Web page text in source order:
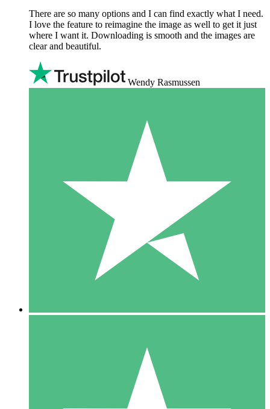
There are so many options and I can find exactly what I need.
I love the feature to reimagine the image as well to get it just
where I want it. Downloading is smooth and the images are
clear and beautiful.
Wendy Rasmussen